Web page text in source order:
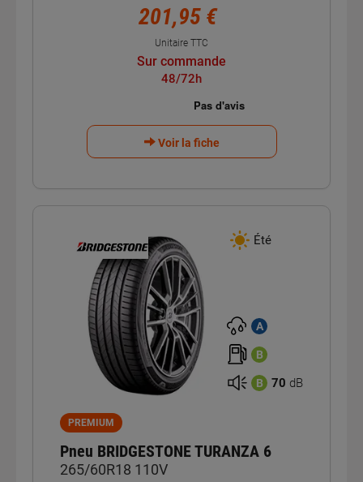
201,95 €
Unitaire TTC
Sur commande
48/72h
Voir la fiche
Été
A
B
B 70 dB
PREMIUM
Pneu BRIDGESTONE TURANZA 6
265/60R18 110V